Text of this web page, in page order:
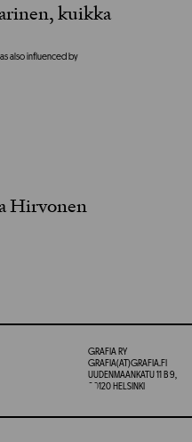
kuikka
also influenced by
Hirvonen
GRAFIA RY
GRAFIA(AT)GRAFIA.FI
UUDENMAANKATU 11 B 9,
00120 HELSINKI